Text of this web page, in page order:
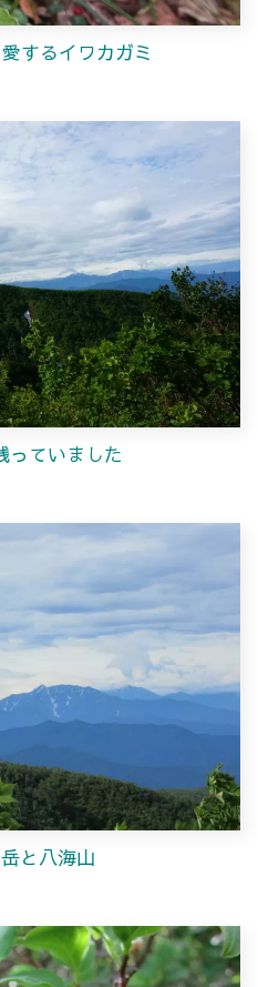
するイワカガミ
っていました
と八海山